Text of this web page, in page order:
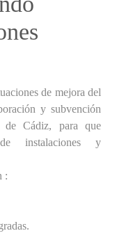
de mejora del
y subvención
Cádiz, para que
instalaciones y
: